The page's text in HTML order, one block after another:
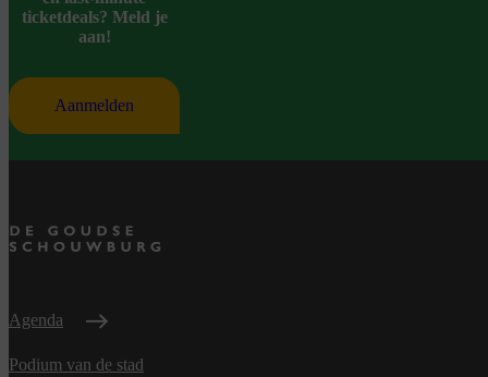
ticketdeals? Meld je
aan!
Aanmelden
Agenda
Podium van de stad